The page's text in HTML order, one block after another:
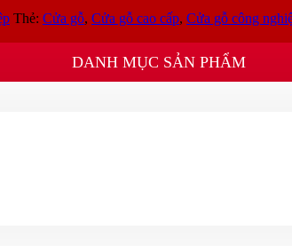
Thẻ: Cửa gỗ, Cửa gỗ cao cấp, Cửa gỗ công
DANH MỤC SẢN PHẨM